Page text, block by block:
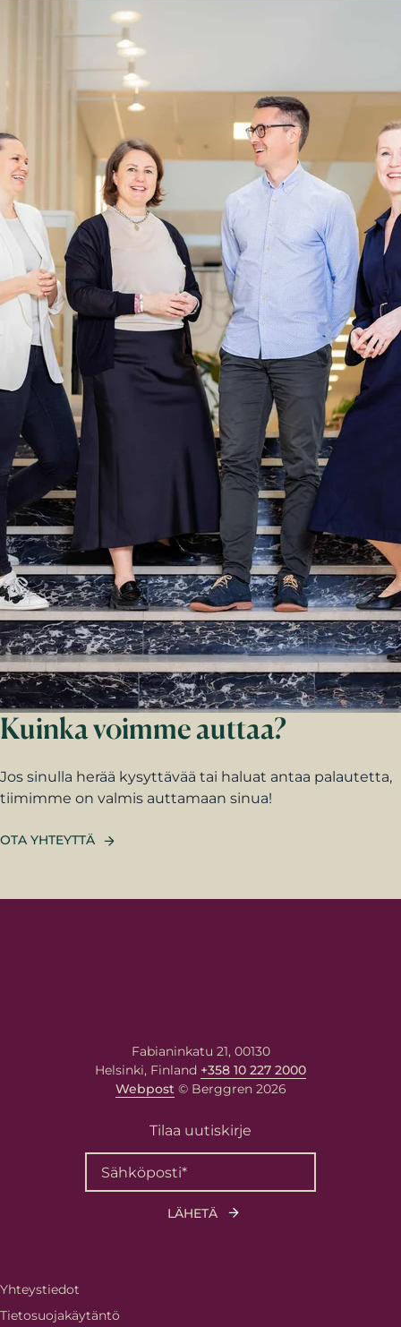
Kuinka voimme auttaa?
Jos sinulla herää kysyttävää tai haluat antaa palautetta,
tiimimme on valmis auttamaan sinua!
OTA YHTEYTTÄ
Fabianinkatu 21, 00130
Helsinki, Finland +358 10 227 2000
Webpost© Berggren 2026
Tilaa uutiskirje
Yhteystiedot
Tietosuojakäytäntö